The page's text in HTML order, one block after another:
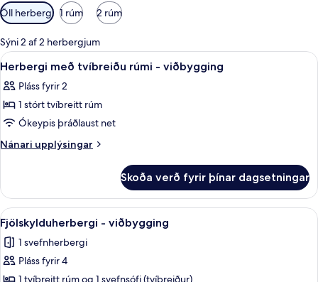
Síur
í
boði
fyrir
herbergi
Öll herbergi 1 rúm 2 rúm
Sýni 2 af 2 herbergjum
Skoða
allar
myndir
fyrir
Herbergi
með
-
viðbygging
Herbergi með tvíbreiðu rúmi -
3
Herbergi með tvíbreiðu rúmi - viðbygging
Pláss fyrir 2
1 stórt tvíbreitt rúm
Ókeypis þráðlaust net
Nánari upplýsingar
Nánari
með
tvíbreiðu
rúmi
viðbygging
Skoða verð fyrir þínar dagsetningar
Skoða
allar
myndir
fyrir
Fjölskylduherbergi - viðbygging |
4
Fjölskylduherbergi - viðbygging
1 svefnherbergi
Pláss fyrir 4
1 tvíbreitt rúm og 1 svefnsófi (tvíbreiður)